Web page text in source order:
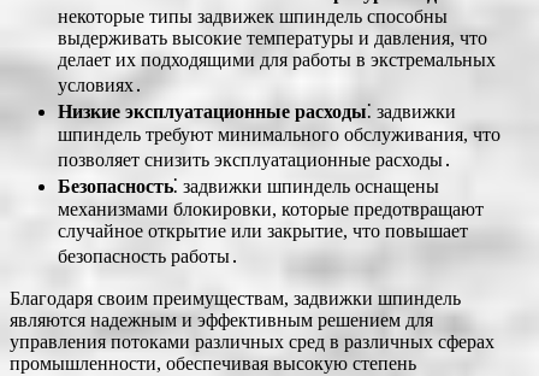
некоторые типы задвижек шпиндель способны
выдерживать высокие температуры и давления, что
делает их подходящими для работы в экстремальных
условиях․
Низкие эксплуатационные расходы⁚ задвижки
шпиндель требуют минимального обслуживания, что
позволяет снизить эксплуатационные расходы․
Безопасность⁚ задвижки шпиндель оснащены
механизмами блокировки, которые предотвращают
случайное открытие или закрытие, что повышает
безопасность работы․
Благодаря своим преимуществам, задвижки шпиндель
являются надежным и эффективным решением для
управления потоками различных сред в различных сферах
промышленности, обеспечивая высокую степень